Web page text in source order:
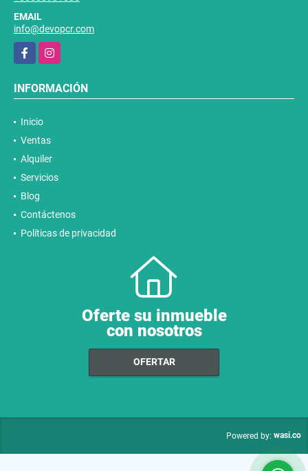
EMAIL
info@devopcr.com
FacebookInstagram
INFORMACIÓN
Inicio
Ventas
Alquiler
Servicios
Blog
Contáctenos
Políticas de privacidad
Oferte su inmueble
con nosotros
OFERTAR
Powered by: wasi.co